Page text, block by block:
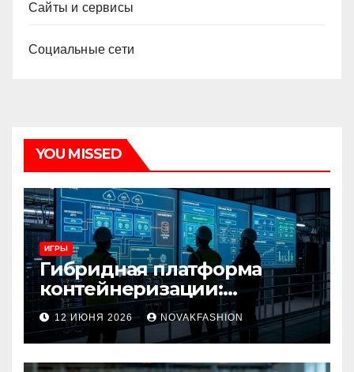
Сайты и сервисы
Социальные сети
YOU MISSED
ИГРЫ
Гибридная платформа
контейнеризации:
архитектура, особенности
и сценарии использования
12 ИЮНЯ 2026 NOVAKFASHION